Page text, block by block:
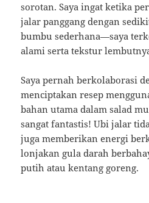
sorotan. Saya ingat ketika
jalar panggang dengan
bumbu sederhana—saya
alami serta tekstur
Saya pernah berkolaborasi
menciptakan resep
bahan utama dalam salad
sangat fantastis! Ubi jalar
juga memberikan energi
lonjakan gula darah
putih atau kentang goreng.